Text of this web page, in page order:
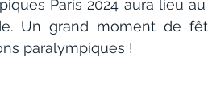
Paris 2024 aura lieu
Un grand moment de
paralympiques !